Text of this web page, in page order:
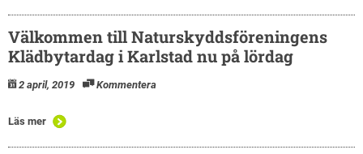
Välkommen till Naturskyddsföreningens
Klädbytardag i Karlstad nu på lördag
2 april, 2019 Kommentera
Läs mer